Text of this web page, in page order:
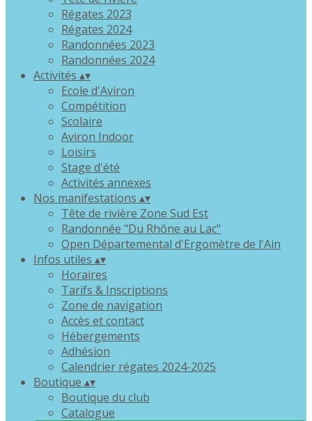
Régates 2023
Régates 2024
Randonnées 2023
Randonnées 2024
Activités ▴▾
Ecole d'Aviron
Compétition
Scolaire
Aviron Indoor
Loisirs
Stage d'été
Activités annexes
Nos manifestations ▴▾
Tête de rivière Zone Sud Est
Randonnée "Du Rhône au Lac"
Open Départemental d'Ergomètre de l'Ain
Infos utiles ▴▾
Horaires
Tarifs & Inscriptions
Zone de navigation
Accès et contact
Hébergements
Adhésion
Calendrier régates 2024-2025
Boutique ▴▾
Boutique du club
Catalogue